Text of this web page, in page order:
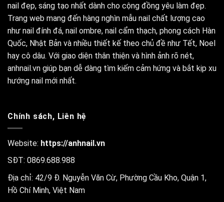
nail đẹp, sáng tạo nhất dành cho cộng đồng yêu làm đẹp.
Trang web mang đến hàng nghìn mẫu nail chất lượng cao
như nail đính đá, nail ombre, nail cẩm thạch, phong cách Hàn
Quốc, Nhật Bản và nhiều thiết kế theo chủ đề như Tết, Noel
hay cô dâu. Với giao diện thân thiện và hình ảnh rõ nét,
anhnail.vn giúp bạn dễ dàng tìm kiếm cảm hứng và bắt kịp xu
hướng nail mới nhất.
Chính sách, Liên hệ
Website: https://anhnail.vn
SĐT: 0869.688.988
Địa chỉ: 42/9 Đ. Nguyễn Văn Cừ, Phường Cầu Kho, Quận 1,
Hồ Chí Minh, Việt Nam